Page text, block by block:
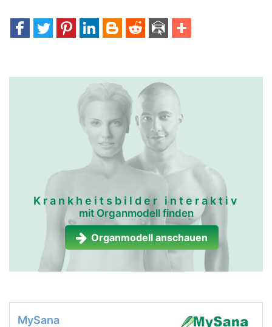
Krankheitsbilder interaktiv
mit Organmodell finden
Organmodell anschauen
MySana